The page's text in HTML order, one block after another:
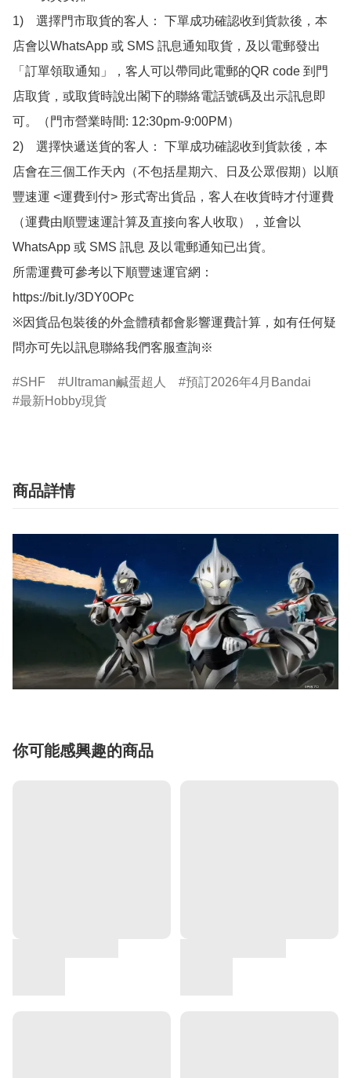
1)　選擇門市取貨的客人： 下單成功確認收到貨款後，本
店會以WhatsApp 或 SMS 訊息通知取貨，及以電郵發出
「訂單領取通知」，客人可以帶同此電郵的QR code 到門
店取貨，或取貨時說出閣下的聯絡電話號碼及出示訊息即
可。（門市營業時間: 12:30pm-9:00PM）
2)　選擇快遞送貨的客人： 下單成功確認收到貨款後，本
店會在三個工作天內（不包括星期六、日及公眾假期）以順
豐速運 <運費到付> 形式寄出貨品，客人在收貨時才付運費
（運費由順豐速運計算及直接向客人收取），並會以
WhatsApp 或 SMS 訊息 及以電郵通知已出貨。
所需運費可參考以下順豐速運官網：
https://bit.ly/3DY0OPc
※因貨品包裝後的外盒體積都會影響運費計算，如有任何疑
問亦可先以訊息聯絡我們客服查詢※
SHF Ultraman鹹蛋超人
預訂2026年4月Bandai
最新Hobby現貨
商品詳情
你可能感興趣的商品